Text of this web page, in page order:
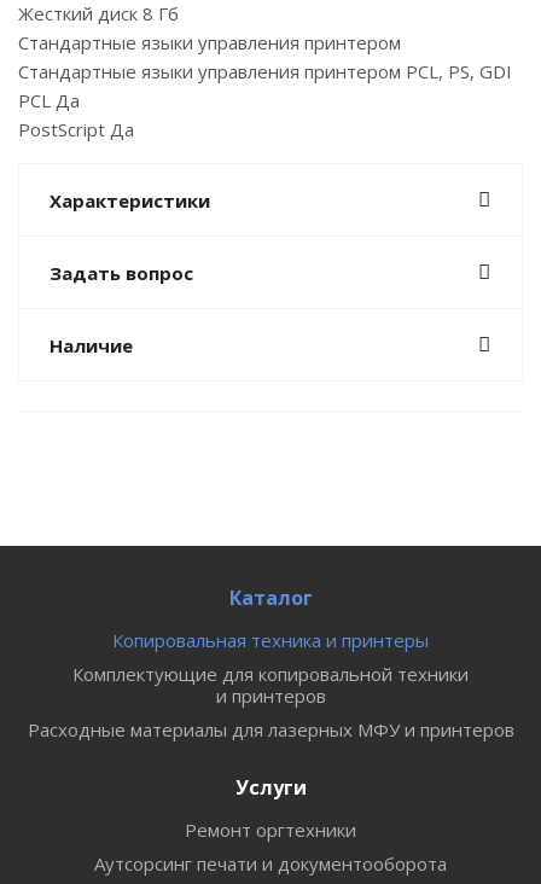
Жесткий диск 8 Гб
Стандартные языки управления принтером
Стандартные языки управления принтером PCL, PS, GDI
PCL Да
PostScript Да
Характеристики
Задать вопрос
Наличие
Каталог
Копировальная техника и принтеры
Комплектующие для копировальной техники
и принтеров
Расходные материалы для лазерных МФУ и принтеров
Услуги
Ремонт оргтехники
Аутсорсинг печати и документооборота